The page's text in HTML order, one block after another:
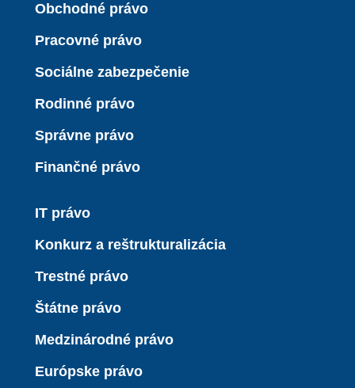
Obchodné právo
Pracovné právo
Sociálne zabezpečenie
Rodinné právo
Správne právo
Finančné právo
IT právo
Konkurz a reštrukturalizácia
Trestné právo
Štátne právo
Medzinárodné právo
Európske právo